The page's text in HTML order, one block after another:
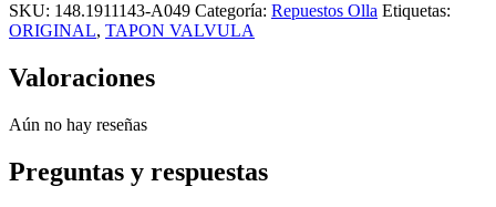
SKU: 148.1911143-A049 Categoría: Repuestos Olla Etiquetas:
ORIGINAL, TAPON VALVULA
Valoraciones
Aún no hay reseñas
Preguntas y respuestas